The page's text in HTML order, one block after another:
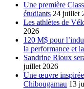
Une première
étudiants 24 juillet
Les athlètes de
2026
120 M$ pour
la performance et
Sandrine Rioux
juillet 2026
Une œuvre
Chibougamau 13